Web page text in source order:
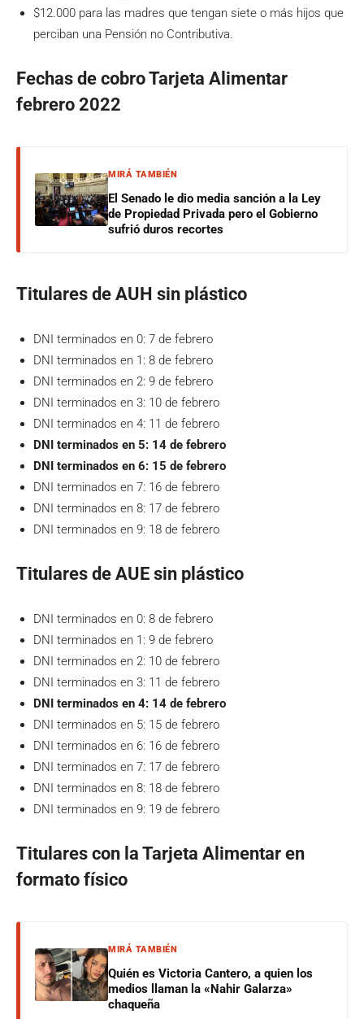
$12.000 para las madres que tengan siete o más hijos que
perciban una Pensión no Contributiva.
Fechas de cobro Tarjeta Alimentar
febrero 2022
MIRÁ TAMBIÉN
El Senado le dio media sanción a la Ley
de Propiedad Privada pero el Gobierno
sufrió duros recortes
Titulares de AUH sin plástico
DNI terminados en 0: 7 de febrero
DNI terminados en 1: 8 de febrero
DNI terminados en 2: 9 de febrero
DNI terminados en 3: 10 de febrero
DNI terminados en 4: 11 de febrero
DNI terminados en 5: 14 de febrero
DNI terminados en 6: 15 de febrero
DNI terminados en 7: 16 de febrero
DNI terminados en 8: 17 de febrero
DNI terminados en 9: 18 de febrero
Titulares de AUE sin plástico
DNI terminados en 0: 8 de febrero
DNI terminados en 1: 9 de febrero
DNI terminados en 2: 10 de febrero
DNI terminados en 3: 11 de febrero
DNI terminados en 4: 14 de febrero
DNI terminados en 5: 15 de febrero
DNI terminados en 6: 16 de febrero
DNI terminados en 7: 17 de febrero
DNI terminados en 8: 18 de febrero
DNI terminados en 9: 19 de febrero
Titulares con la Tarjeta Alimentar en
formato físico
MIRÁ TAMBIÉN
Quién es Victoria Cantero, a quien los
medios llaman la «Nahir Galarza»
chaqueña